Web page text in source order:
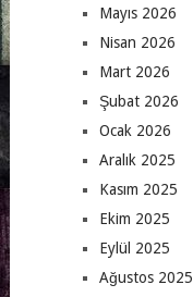
Mayıs 2026
Nisan 2026
Mart 2026
Şubat 2026
Ocak 2026
Aralık 2025
Kasım 2025
Ekim 2025
Eylül 2025
Ağustos 2025